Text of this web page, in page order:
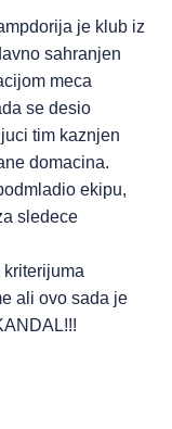
je klub iz
sahranjen
meca
se desio
tim kaznjen
domacina.
ekipu,
sledece
kriterijuma
ali ovo sada je